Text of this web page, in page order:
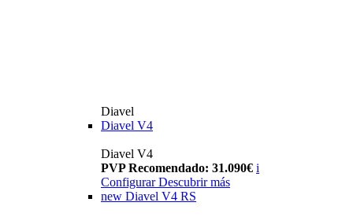
Diavel
Diavel V4
Diavel V4
PVP Recomendado: 31.090€ i
Configurar Descubrir más
new Diavel V4 RS